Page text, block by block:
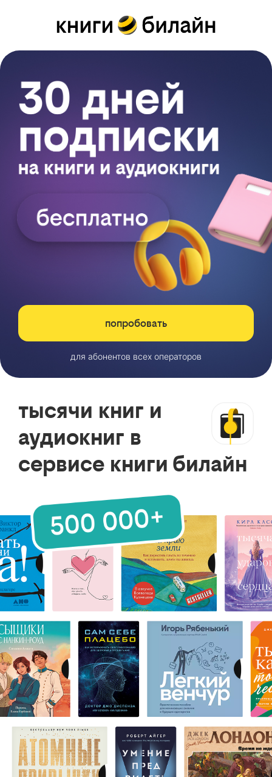
попробовать
для абонентов всех операторов
тысячи книг и
аудиокниг в
сервисе книги билайн